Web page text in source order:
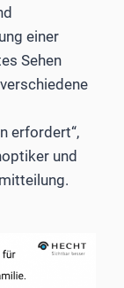
einer
Sehen
erfordert“,
und